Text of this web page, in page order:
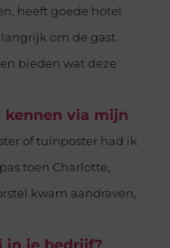
heeft goede hotel
om de gast
bieden wat deze
kennen via mijn
of tuinposter had ik
toen Charlotte,
kwam aandraven,